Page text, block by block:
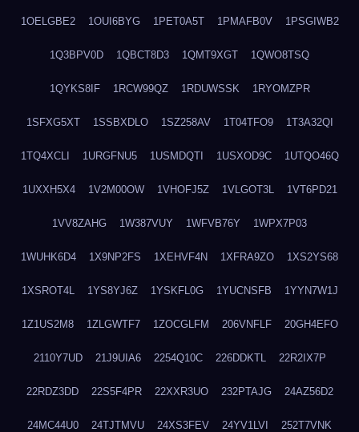
1OELGBE2 1OUI6BYG 1PET0A5T 1PMAFB0V 1PSGIWB2
1Q3BPV0D 1QBCT8D3 1QMT9XGT 1QWO8TSQ
1QYKS8IF 1RCW99QZ 1RDUWSSK 1RYOMZPR
1SFXG5XT 1SSBXDLO 1SZ258AV 1T04TFO9 1T3A32QI
1TQ4XCLI 1URGFNU5 1USMDQTI 1USXOD9C 1UTQO46Q
1UXXH5X4 1V2M00OW 1VHOFJ5Z 1VLGOT3L 1VT6PD21
1VV8ZAHG 1W387VUY 1WFVB76Y 1WPX7P03
1WUHK6D4 1X9NP2FS 1XEHVF4N 1XFRA9ZO 1XS2YS68
1XSROT4L 1YS8YJ6Z 1YSKFL0G 1YUCNSFB 1YYN7W1J
1Z1US2M8 1ZLGWTF7 1ZOCGLFM 206VNFLF 20GH4EFO
2110Y7UD 21J9UIA6 2254Q10C 226DDKTL 22R2IX7P
22RDZ3DD 22S5F4PR 22XXR3UO 232PTAJG 24AZ56D2
24MC44U0 24TJTMVU 24XS3FEV 24YV1LVI 252T7VNK